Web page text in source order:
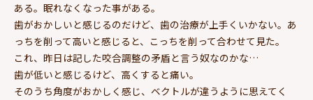
ある。眠れなくなった事がある。
歯がおかしいと感じるのだけど、歯の治療が上手くいかない。あ
っちを削って高いと感じると、こっちを削って合わせて見た。
これ、昨日は記した咬合調整の矛盾と言う奴なのかな…
歯が低いと感じるけど、高くすると痛い。
そのうち角度がおかしく感じ、ベクトルが違うように思えてく